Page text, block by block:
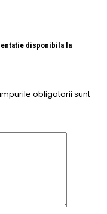
disponibila la
obligatorii sunt